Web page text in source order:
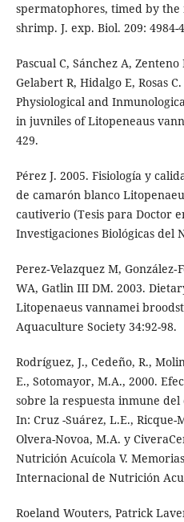
spermatophores, timed by
shrimp. J. exp. Biol. 209: 4984-
Pascual C, Sánchez A,
Gelabert R, Hidalgo E, Rosas
Physiological and
in juvniles of Litopeneaus
429.
Pérez J. 2005. Fisiología y
de camarón blanco
cautiverio (Tesis para Doctor
Investigaciones Biológicas del
Perez‐Velazquez M,
WA, Gatlin III DM. 2003.
Litopenaeus vannamei
Aquaculture Society 34:92-98.
Rodríguez, J., Cedeño, R.,
E., Sotomayor, M.A., 2000.
sobre la respuesta inmune
In: Cruz -Suárez, L.E., Ricque-
Olvera-Novoa, M.A. y
Nutrición Acuícola V.
Internacional de Nutrición
Roeland Wouters, Patrick